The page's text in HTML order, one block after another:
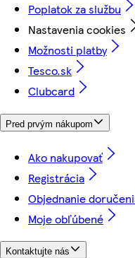
Poplatok za službu
Nastavenia cookies
Možnosti platby
Tesco.sk
Clubcard
Pred prvým nákupom
Ako nakupovať
Registrácia
Objednanie
Moje obľúbené
Kontaktujte nás